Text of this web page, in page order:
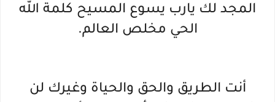
المجد لك يارب يسوع المسيح كلمة الله
الحي مخلص العالم.
أنت الطريق والحق والحياة وغيرك لن